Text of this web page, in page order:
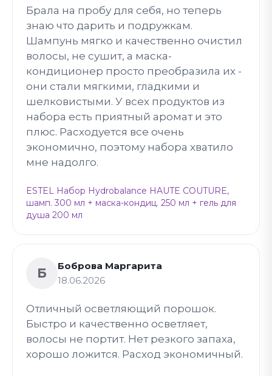
Брала на пробу для себя, но теперь
знаю что дарить и подружкам.
Шампунь мягко и качественно очистил
волосы, не сушит, а маска-
кондиционер просто преобразила их -
они стали мягкими, гладкими и
шелковистыми. У всех продуктов из
набора есть приятный аромат и это
плюс. Расходуется все очень
экономично, поэтому набора хватило
мне надолго.
ESTEL Набор Hydrobalance HAUTE COUTURE,
шамп. 300 мл + маска-кондиц. 250 мл + гель для
душа 200 мл
Б
Боброва Маргарита
18.06.2026
Отличный осветляющий порошок.
Быстро и качественно осветляет,
волосы не портит. Нет резкого запаха,
хорошо ложится. Расход экономичный.